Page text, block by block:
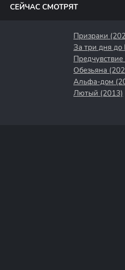
СЕЙЧАС СМОТРЯТ
Призраки
За три дня до
Обезьяна
Альфа-дом
Лютый (2013)